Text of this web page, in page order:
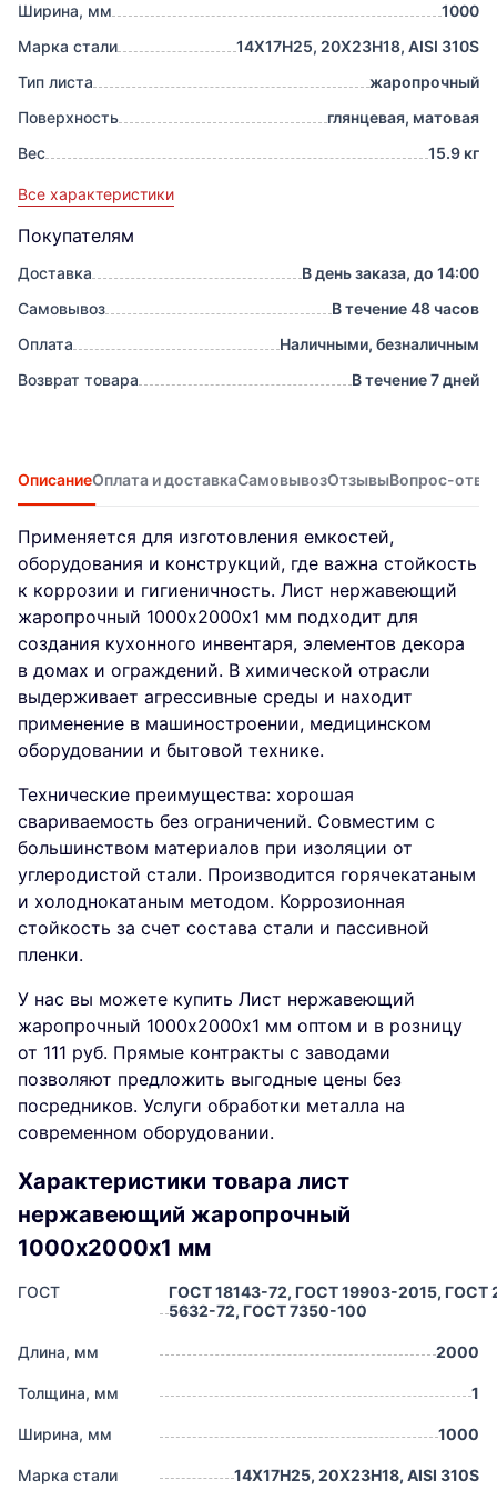
Ширина, мм
1000
Марка стали
14Х17Н25, 20Х23Н18, AISI 310S
Тип листа
жаропрочный
Поверхность
глянцевая, матовая
Вес
15.9 кг
Все характеристики
Покупателям
Доставка
В день заказа, до 14:00
Самовывоз
В течение 48 часов
Оплата
Наличными, безналичным
Возврат товара
В течение 7 дней
ОписаниеОплата и доставкаСамовывозОтзывыВопрос-
Применяется для изготовления емкостей,
оборудования и конструкций, где важна стойкость
к коррозии и гигиеничность. Лист нержавеющий
жаропрочный 1000х2000х1 мм подходит для
создания кухонного инвентаря, элементов декора
в домах и ограждений. В химической отрасли
выдерживает агрессивные среды и находит
применение в машиностроении, медицинском
оборудовании и бытовой технике.
Технические преимущества: хорошая
свариваемость без ограничений. Совместим с
большинством материалов при изоляции от
углеродистой стали. Производится горячекатаным
и холоднокатаным методом. Коррозионная
стойкость за счет состава стали и пассивной
пленки.
У нас вы можете купить Лист нержавеющий
жаропрочный 1000х2000х1 мм оптом и в розницу
от 111 руб. Прямые контракты с заводами
позволяют предложить выгодные цены без
посредников. Услуги обработки металла на
современном оборудовании.
Характеристики товара лист
нержавеющий жаропрочный
1000х2000х1 мм
ГОСТ
ГОСТ 18143-72, ГОСТ 19903-2015,
5632-72, ГОСТ 7350-100
Длина, мм 2000
Толщина, мм 1
Ширина, мм 1000
Марка стали 14Х17Н25, 20Х23Н18, AISI 310S